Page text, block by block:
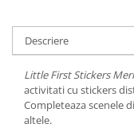
Descriere
Little First Stickers
activitati cu stickers
Completeaza scenele
altele.